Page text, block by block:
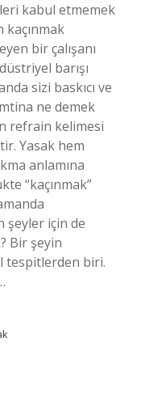
kabul etmemek
bir çalışanı
barışı
sizi baskıcı ve
ne demek
refrain kelimesi
Yasak hem
anlamına
“kaçınmak”
şeyler için de
Bir şeyin
tespitlerden biri.